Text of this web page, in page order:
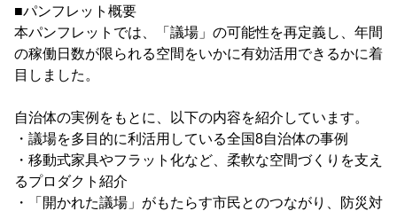
■パンフレット概要
本パンフレットでは、「議場」の可能性を再定義し、年間
の稼働日数が限られる空間をいかに有効活用できるかに着
目しました。
自治体の実例をもとに、以下の内容を紹介しています。
・議場を多目的に利活用している全国8自治体の事例
・移動式家具やフラット化など、柔軟な空間づくりを支え
るプロダクト紹介
・「開かれた議場」がもたらす市民とのつながり、防災対